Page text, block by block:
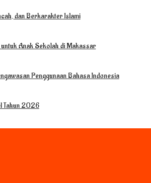
dan Berkarakter Islami
untuk Anak Sekolah di Makassar
Penggunaan Bahasa Indonesia
Tahun 2026